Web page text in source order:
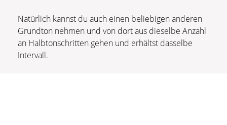
Natürlich kannst du auch einen beliebigen anderen
Grundton nehmen und von dort aus dieselbe Anzahl
an Halbtonschritten gehen und erhältst dasselbe
Intervall.